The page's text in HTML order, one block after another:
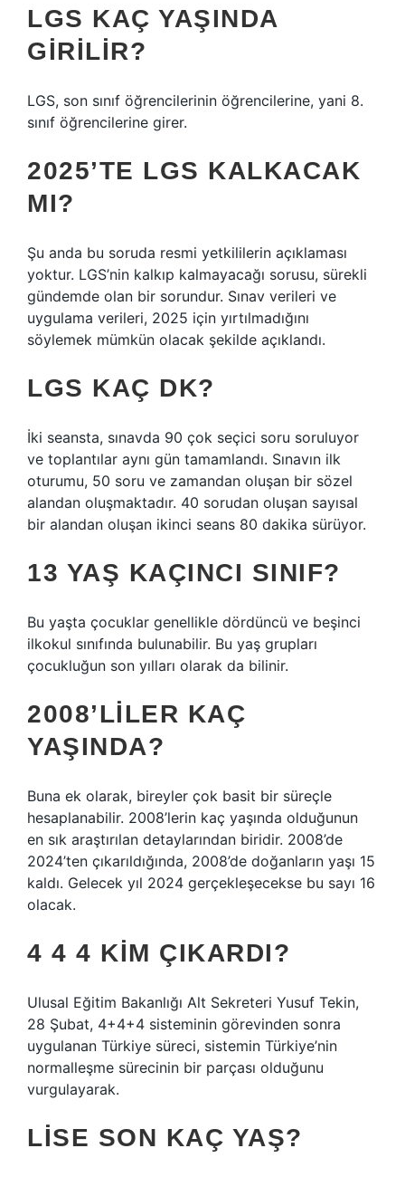
LGS KAÇ YAŞINDA
GIRILIR?
LGS, son sınıf öğrencilerinin öğrencilerine, yani 8.
sınıf öğrencilerine girer.
2025’TE LGS KALKACAK
MI?
Şu anda bu soruda resmi yetkililerin açıklaması
yoktur. LGS’nin kalkıp kalmayacağı sorusu, sürekli
gündemde olan bir sorundur. Sınav verileri ve
uygulama verileri, 2025 için yırtılmadığını
söylemek mümkün olacak şekilde açıklandı.
LGS KAÇ DK?
İki seansta, sınavda 90 çok seçici soru soruluyor
ve toplantılar aynı gün tamamlandı. Sınavın ilk
oturumu, 50 soru ve zamandan oluşan bir sözel
alandan oluşmaktadır. 40 sorudan oluşan sayısal
bir alandan oluşan ikinci seans 80 dakika sürüyor.
13 YAŞ KAÇINCI SINIF?
Bu yaşta çocuklar genellikle dördüncü ve beşinci
ilkokul sınıfında bulunabilir. Bu yaş grupları
çocukluğun son yılları olarak da bilinir.
2008’LILER KAÇ
YAŞINDA?
Buna ek olarak, bireyler çok basit bir süreçle
hesaplanabilir. 2008’lerin kaç yaşında olduğunun
en sık araştırılan detaylarından biridir. 2008’de
2024’ten çıkarıldığında, 2008’de doğanların yaşı 15
kaldı. Gelecek yıl 2024 gerçekleşecekse bu sayı 16
olacak.
4 4 4 KIM ÇIKARDI?
Ulusal Eğitim Bakanlığı Alt Sekreteri Yusuf Tekin,
28 Şubat, 4+4+4 sisteminin görevinden sonra
uygulanan Türkiye süreci, sistemin Türkiye’nin
normalleşme sürecinin bir parçası olduğunu
vurgulayarak.
LISE SON KAÇ YAŞ?